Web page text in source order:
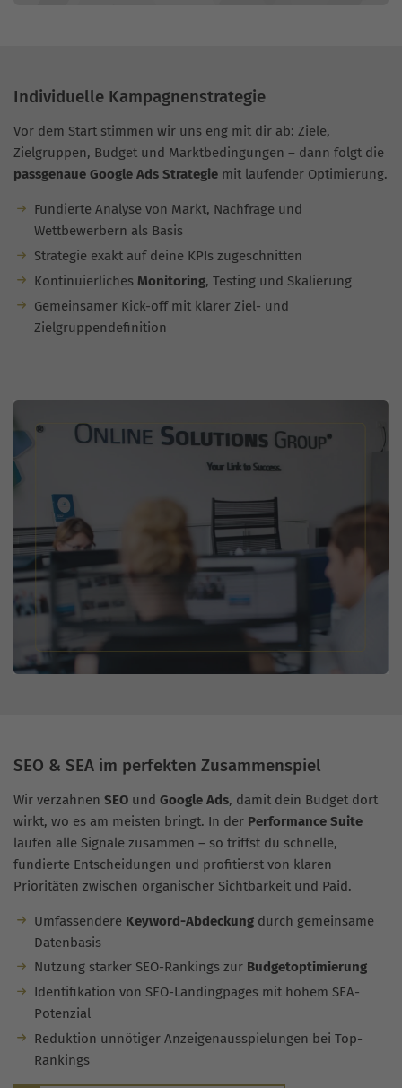
Individuelle Kampagnenstrategie
Vor dem Start stimmen wir uns eng mit dir ab: Ziele,
Zielgruppen, Budget und Marktbedingungen – dann folgt die
passgenaue Google Ads Strategie mit laufender Optimierung.
Fundierte Analyse von Markt, Nachfrage und
Wettbewerbern als Basis
Strategie exakt auf deine KPIs zugeschnitten
Kontinuierliches Monitoring, Testing und Skalierung
Gemeinsamer Kick-off mit klarer Ziel- und
Zielgruppendefinition
SEO & SEA im perfekten Zusammenspiel
Wir verzahnen SEO und Google Ads, damit dein Budget dort
wirkt, wo es am meisten bringt. In der Performance Suite
laufen alle Signale zusammen – so triffst du schnelle,
fundierte Entscheidungen und profitierst von klaren
Prioritäten zwischen organischer Sichtbarkeit und Paid.
Umfassendere Keyword-Abdeckungdurch gemeinsame
Datenbasis
Nutzung starker SEO-Rankings zur Budgetoptimierung
Identifikation von SEO-Landingpages mit hohem SEA-
Potenzial
Reduktion unnötiger Anzeigenausspielungen bei Top-
Rankings